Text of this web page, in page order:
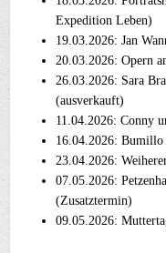
Expedition Leben)
19.03.2026: Jan
20.03.2026: Opern
26.03.2026: Sara
(ausverkauft)
11.04.2026: Conny
16.04.2026: Bumillo
23.04.2026:
07.05.2026:
(Zusatztermin)
09.05.2026: